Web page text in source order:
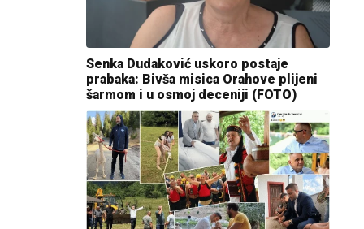
Senka Dudaković uskoro postaje
prabaka: Bivša misica Orahove plijeni
šarmom i u osmoj deceniji (FOTO)